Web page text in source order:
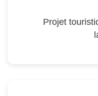
Projet